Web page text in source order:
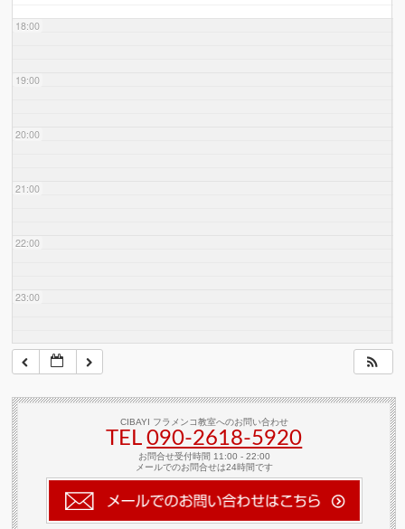
18:00
19:00
20:00
21:00
22:00
23:00
CIBAYI フラメンコ教室へのお問い合わせ
TEL090-2618‐5920
お問合せ受付時間 11:00 - 22:00
メールでのお問合せは24時間です